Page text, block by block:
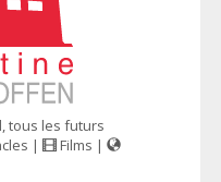
tous les futurs
|
Films |